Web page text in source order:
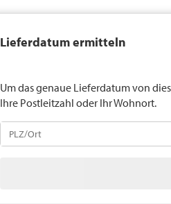
Lieferdatum ermitteln
Um das genaue Lieferdatum von
Ihre Postleitzahl oder Ihr Wohnort.
LANDI verkauft generell keinen